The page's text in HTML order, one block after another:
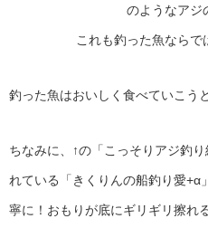
のようなアジ
これも釣った魚ならで
釣った魚はおいしく食べていこう
ちなみに、↑の「こっそりアジ釣
れている「きくりんの船釣り愛+α
寧に！おもりが底にギリギリ擦れ